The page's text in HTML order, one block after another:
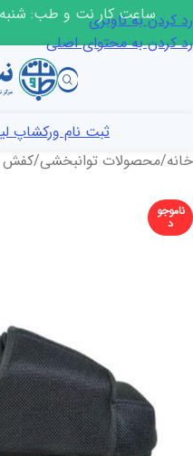
رد کردن به ناوبری
رد کردن به محتوای اصلی
ساعت کار نت و طب: شنبه تا
ثبت نام ورکشاپ
خانه/محصولات توانبخشی/کفش
ناموجو
د